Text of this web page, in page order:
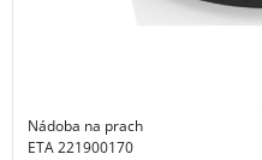
Nádoba na prach
ETA 221900170